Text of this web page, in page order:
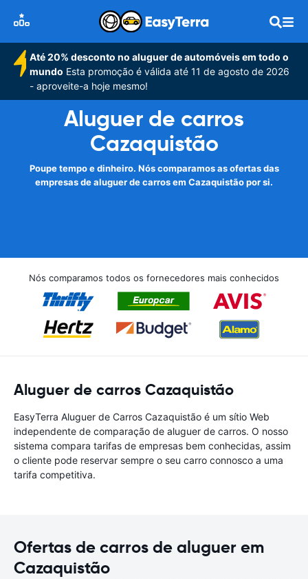
Até 20% desconto no aluguer de automóveis em todo o
mundo Esta promoção é válida até 11 de agosto de 2026
- aproveite-a hoje mesmo!
Aluguer de carros
Cazaquistão
Poupe tempo e dinheiro. Nós comparamos as ofertas das
empresas de aluguer de carros em Cazaquistão por si.
Nós comparamos todos os fornecedores mais conhecidos
Aluguer de carros Cazaquistão
EasyTerra Aluguer de Carros Cazaquistão é um sítio Web
independente de comparação de aluguer de carros. O nosso
sistema compara tarifas de empresas bem conhecidas, assim
o cliente pode reservar sempre o seu carro connosco a uma
tarifa competitiva.
Ofertas de carros de aluguer em
Cazaquistão